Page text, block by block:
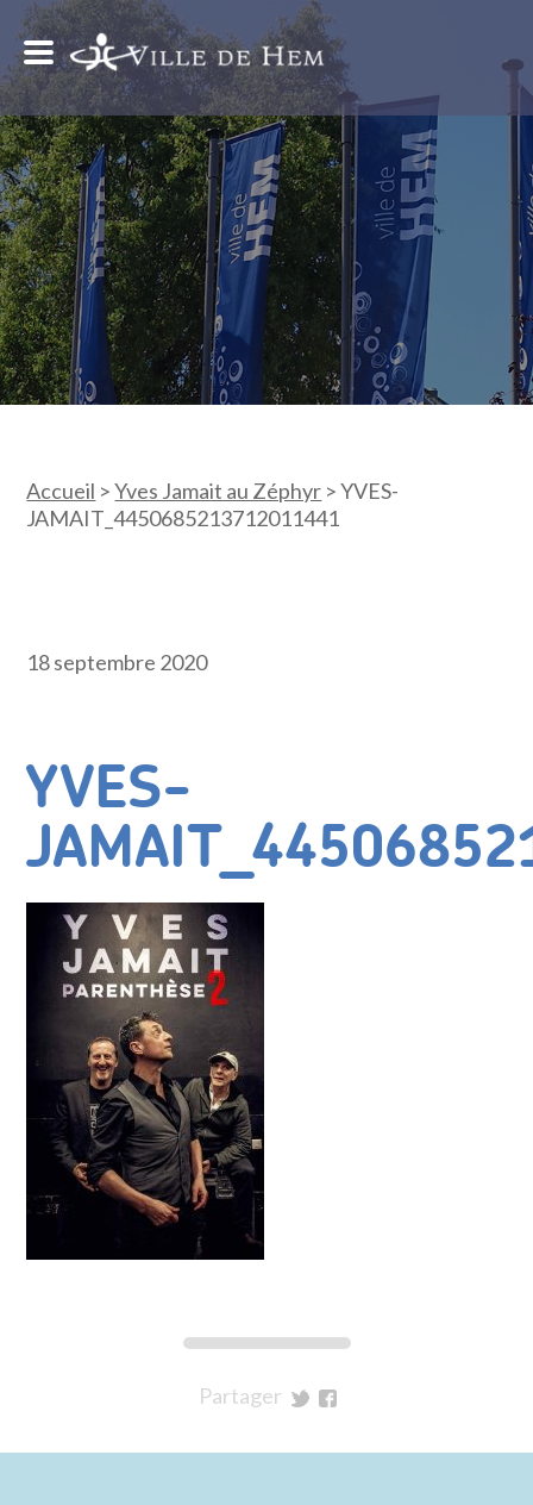
Accueil >Yves Jamait au Zéphyr >YVES-
JAMAIT_4450685213712011441
18 septembre 2020
YVES-
Partager
Twitter
Facebook